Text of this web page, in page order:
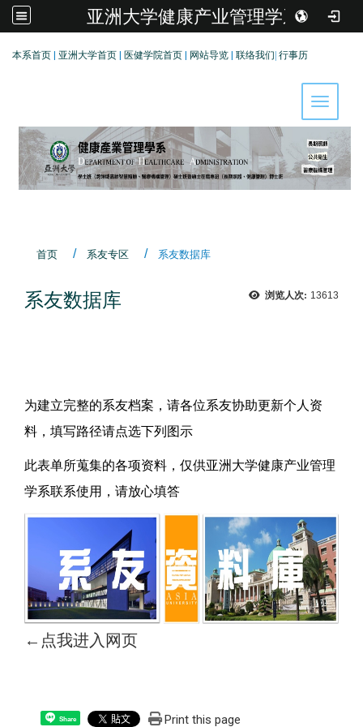
亚洲大学健康产业管理学系
本系首页 亚洲大学首页 医健学院首页 网站导览 联络我们 行事历
Toggle
首页 系友专区 系友数据库
浏览人次: 13613
系友数据库
为建立完整的系友档案，请各位系友协助更新个人资
料， 填写路径请点选下列图示
此表单所蒐集的各项资料，仅供亚洲大学健康产业管理
学系联系使用，请放心填答
← 点我进入网页
Share Print this page